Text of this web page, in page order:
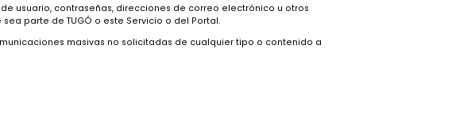
y convenios comerciales que realizará con diferentes empresas y marcas. Su
pública en el Marketplace, donde se detalla el tiempo, modo y lugar de los